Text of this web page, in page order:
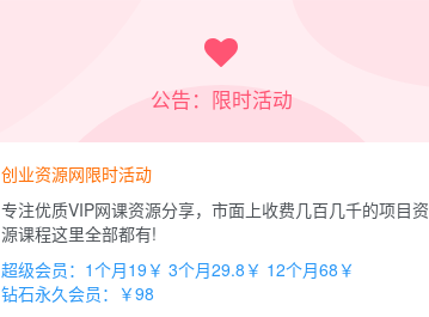
公告：限时活动
创业资源网限时活动
专注优质VIP网课资源分享，市面上收费几百几千的项目资
源课程这里全部都有!
超级会员：1个月19￥ 3个月29.8￥ 12个月68￥
钻石永久会员：￥98